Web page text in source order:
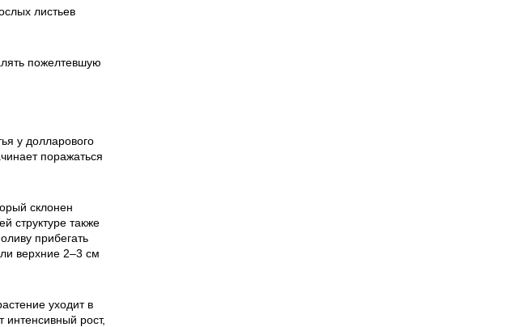
листьев
пожелтевшую
у долларового
поражаться
склонен
структуре также
прибегать
верхние 2–3 см
уходит в
рост,